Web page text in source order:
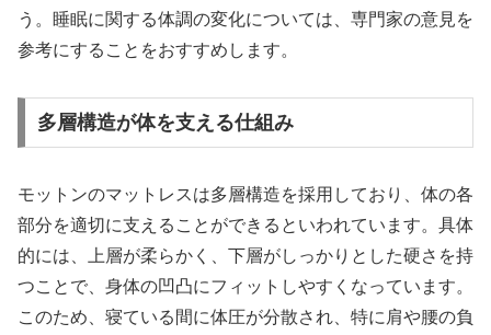
う。睡眠に関する体調の変化については、専門家の意見を
参考にすることをおすすめします。
多層構造が体を支える仕組み
モットンのマットレスは多層構造を採用しており、体の各
部分を適切に支えることができるといわれています。具体
的には、上層が柔らかく、下層がしっかりとした硬さを持
つことで、身体の凹凸にフィットしやすくなっています。
このため、寝ている間に体圧が分散され、特に肩や腰の負